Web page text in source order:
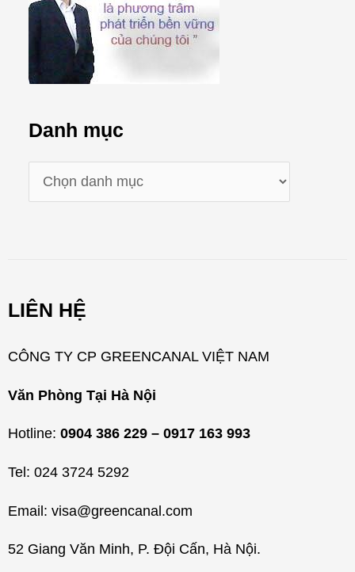
Danh mục
a
ụ
LIÊN HỆ
CÔNG TY CP GREENCANAL VIỆT NAM
Văn Phòng Tại Hà Nội
Hotline: 0904 386 229 – 0917 163 993
Tel: 024 3724 5292
Email: visa@greencanal.com
52 Giang Văn Minh, P. Đội Cấn, Hà Nội.